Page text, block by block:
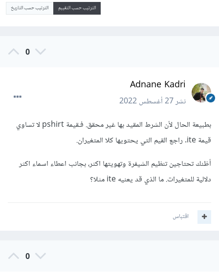
الترتيب حسب التقييم الترتيب حسب التاريخ
0
Adnane Kadri
نشر27 أغسطس 2022
بطبيعة الحال لأن الشرط المقيد بها غير محقق. فـقيمة pshirt لا تساوي
قيمة ite. راجع القيم التي يحتويها كلا المتغيران.
أظنك تحتاجين تنظيم الشيفرة وتهويتها اكثر، بجانب اعطاء اسماء اكثر
دلالية للمتغيرات. ما الذي قد يعنيه ite مثلا؟
اقتباس
0